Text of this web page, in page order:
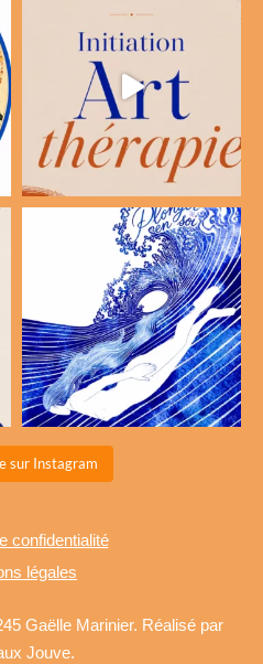
sur Instagram
confidentialité
légales
Gaëlle Marinier. Réalisé par
Jouve.